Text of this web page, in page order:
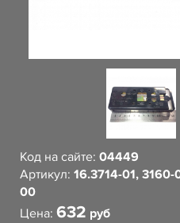
Код на сайте: 04449
Артикул: 16.3714-01,
00
Цена: 632 руб